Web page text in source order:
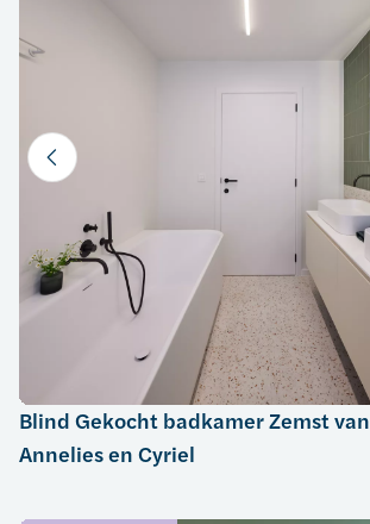
Blind Gekocht badkamer Zemst van
Annelies en Cyriel